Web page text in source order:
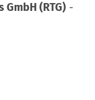
(RTG) -